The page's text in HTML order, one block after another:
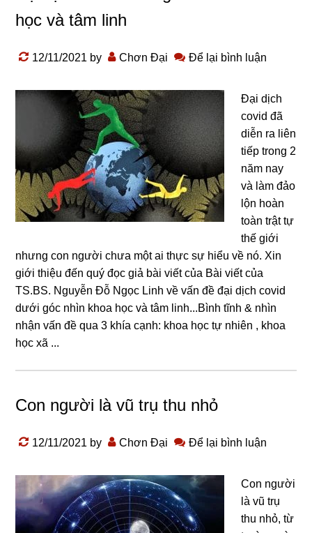
học và tâm linh
12/11/2021 by Chơn Đại Để lại bình luận
Đại dịch
covid đã
diễn ra liên
tiếp trong 2
năm nay
và làm đảo
lộn hoàn
toàn trật tự
thế giới
nhưng con người chưa một ai thực sự hiểu về nó. Xin
giới thiệu đến quý đọc giả bài viết của Bài viết của
TS.BS. Nguyễn Đỗ Ngọc Linh về vấn đề đại dịch covid
dưới góc nhìn khoa học và tâm linh...Bình tĩnh & nhìn
nhận vấn đề qua 3 khía cạnh: khoa học tự nhiên , khoa
học xã ...
Con người là vũ trụ thu nhỏ
12/11/2021 by Chơn Đại Để lại bình luận
Con người
là vũ trụ
thu nhỏ, từ